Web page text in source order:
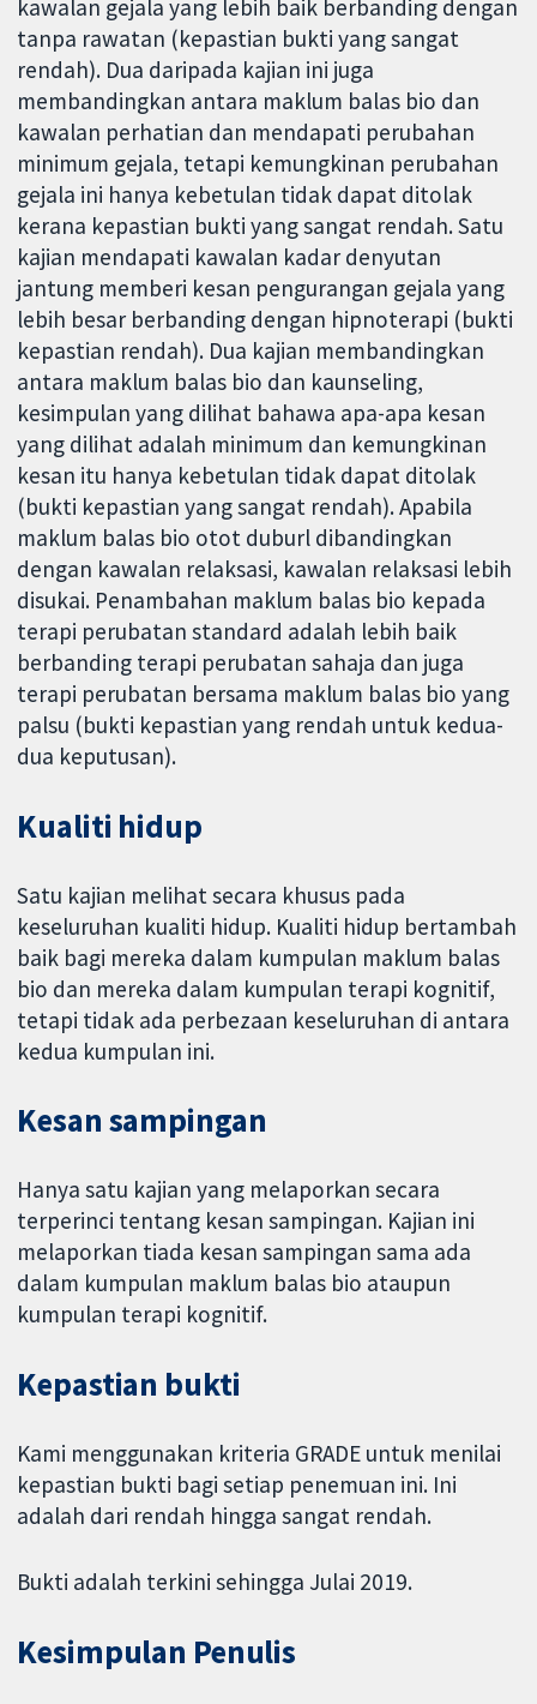
kawalan gejala yang lebih baik berbanding dengan
tanpa rawatan (kepastian bukti yang sangat
rendah). Dua daripada kajian ini juga
membandingkan antara maklum balas bio dan
kawalan perhatian dan mendapati perubahan
minimum gejala, tetapi kemungkinan perubahan
gejala ini hanya kebetulan tidak dapat ditolak
kerana kepastian bukti yang sangat rendah. Satu
kajian mendapati kawalan kadar denyutan
jantung memberi kesan pengurangan gejala yang
lebih besar berbanding dengan hipnoterapi (bukti
kepastian rendah). Dua kajian membandingkan
antara maklum balas bio dan kaunseling,
kesimpulan yang dilihat bahawa apa-apa kesan
yang dilihat adalah minimum dan kemungkinan
kesan itu hanya kebetulan tidak dapat ditolak
(bukti kepastian yang sangat rendah). Apabila
maklum balas bio otot duburl dibandingkan
dengan kawalan relaksasi, kawalan relaksasi lebih
disukai. Penambahan maklum balas bio kepada
terapi perubatan standard adalah lebih baik
berbanding terapi perubatan sahaja dan juga
terapi perubatan bersama maklum balas bio yang
palsu (bukti kepastian yang rendah untuk kedua-
dua keputusan).
Kualiti hidup
Satu kajian melihat secara khusus pada
keseluruhan kualiti hidup. Kualiti hidup bertambah
baik bagi mereka dalam kumpulan maklum balas
bio dan mereka dalam kumpulan terapi kognitif,
tetapi tidak ada perbezaan keseluruhan di antara
kedua kumpulan ini.
Kesan sampingan
Hanya satu kajian yang melaporkan secara
terperinci tentang kesan sampingan. Kajian ini
melaporkan tiada kesan sampingan sama ada
dalam kumpulan maklum balas bio ataupun
kumpulan terapi kognitif.
Kepastian bukti
Kami menggunakan kriteria GRADE untuk menilai
kepastian bukti bagi setiap penemuan ini. Ini
adalah dari rendah hingga sangat rendah.
Bukti adalah terkini sehingga Julai 2019.
Kesimpulan Penulis